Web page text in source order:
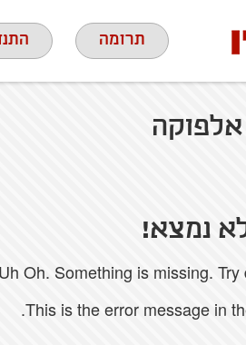
תרומה
אלפוקה
נמצא!
Uh Oh. Something is missing.
This is the error message in